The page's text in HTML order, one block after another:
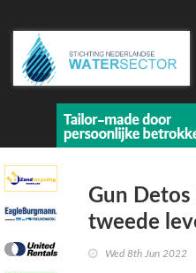
Gun
tweede
Wed 8th Jun 2022